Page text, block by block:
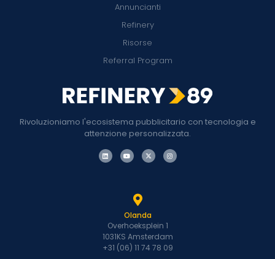
Rivoluzioniamo l'ecosistema pubblicitario con tecnologia e
attenzione personalizzata.
Annuncianti
Refinery
Risorse
Referral Program
Olanda
Overhoeksplein 1
1031KS Amsterdam
+31 (06) 11 74 78 09